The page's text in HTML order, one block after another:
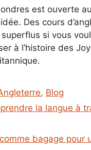
est ouverte
Des cours
si vous
à l’histoire des
, Blog
la langue à
comme bagage pour